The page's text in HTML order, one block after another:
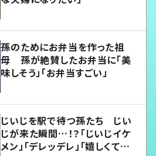
孫のためにお弁当を作った祖
母 孫が絶賛したお弁当に「美
味しそう」「お弁当すごい」
じいじを駅で待つ孫たち じい
じが来た瞬間…！？「じいじイケ
メン」「デレッデレ」「嬉しくて可